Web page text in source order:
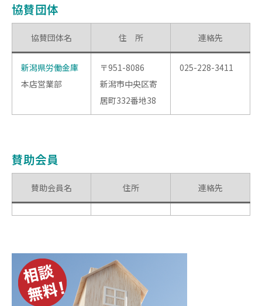
協賛団体
協賛団体名 住 所 連絡先
新潟県労働金庫
本店営業部
〒951-8086
新潟市中央区寄
居町332番地38
025-228-3411
賛助会員
賛助会員名 住所 連絡先